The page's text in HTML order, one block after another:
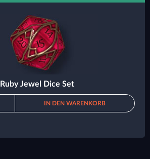
Ruby Jewel Dice Set
IN DEN WARENKORB